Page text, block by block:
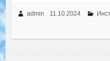
admin 11.10.2024